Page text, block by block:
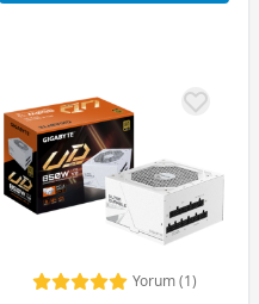
Yorum (1)